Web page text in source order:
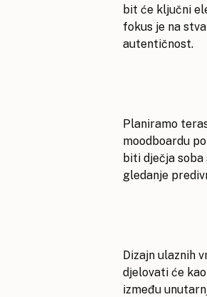
bit će ključni
fokus je na
autentičnost.
Planiramo
moodboardu
biti dječja
gledanje
Dizajn ulaznih
djelovati će
između